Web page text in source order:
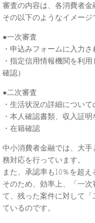
審査の内容は、各消費者
その以下のようなイメージ
●一次審査
・申込みフォームに入力
・指定信用情報機関を利
確認）
●二次審査
・生活状況の詳細につい
・本人確認書類、収入証
・在籍確認
中小消費者金融では、大
務対応を行っています。
また、承認率も10％を超え
そのため、効率上、「一
て、残った案件に対して
ているのです。